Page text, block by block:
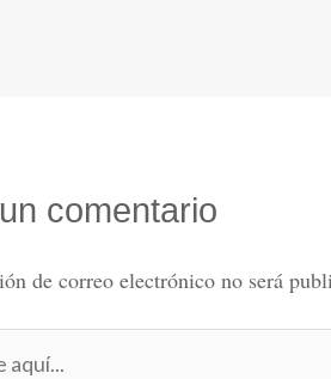
comentario
de correo electrónico no será